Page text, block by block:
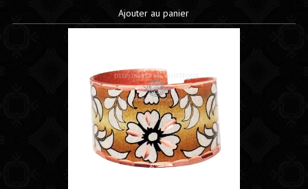
Ajouter au panier